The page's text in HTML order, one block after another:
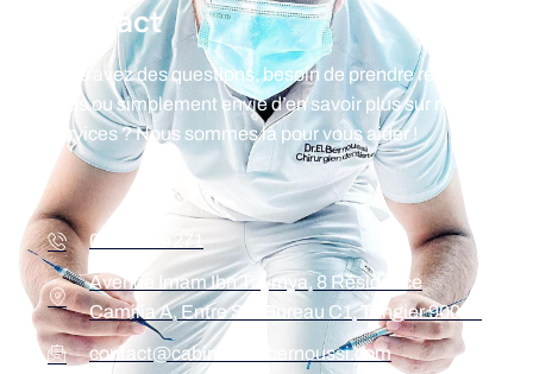
Contact
Vous avez des questions, besoin de prendre rendez-
vous ou simplement envie d’en savoir plus sur nos
services ? Nous sommes là pour vous aider !
05393-24271
Avenue Imam Ibn Taymya, 8 Résidence
Camilia A, Entre Sol Bureau C1, Tangier 90000
contact@cabinetdrelbernoussi.com